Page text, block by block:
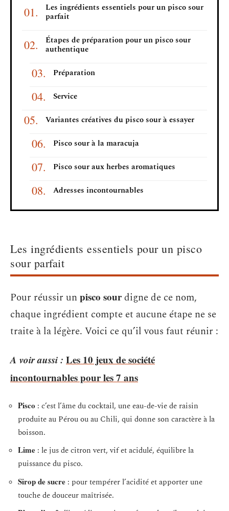
Les ingrédients essentiels pour un pisco sour
parfait
Étapes de préparation pour un pisco sour
authentique
Préparation
Service
Variantes créatives du pisco sour à essayer
Pisco sour à la maracuja
Pisco sour aux herbes aromatiques
Adresses incontournables
Les ingrédients essentiels pour un pisco
sour parfait
Pour réussir unpisco sourdigne de ce nom,
chaque ingrédient compte et aucune étape ne se
traite à la légère. Voici ce qu’il vous faut réunir :
A voir aussi : Les 10 jeux de société
incontournables pour les 7 ans
Pisco : c’est l’âme du cocktail, une eau-de-vie de raisin
produite au Pérou ou au Chili, qui donne son caractère à la
boisson.
Lime : le jus de citron vert, vif et acidulé, équilibre la
puissance du pisco.
Sirop de sucre : pour tempérer l’acidité et apporter une
touche de douceur maîtrisée.